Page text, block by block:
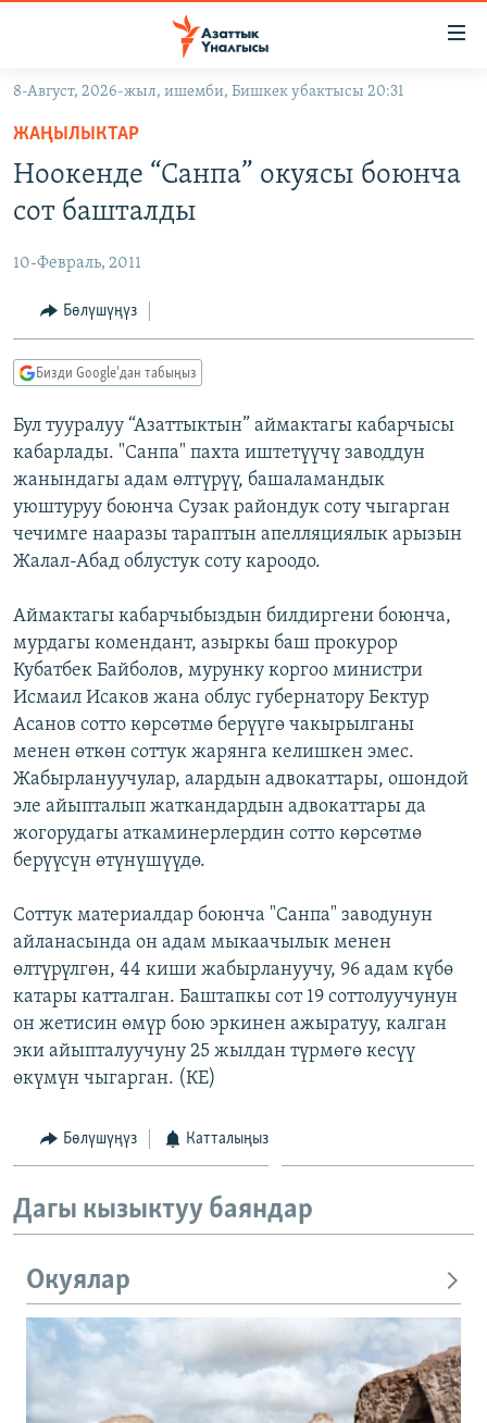
Навигацияга
өтүңүз
Издөөгө
салыңызКЫРГЫЗСТАН
ЭКОНОМИКА
МАДАНИЯТ
ДҮЙНӨ
БОРБОР АЗИЯ
АТАЙЫН ИЛИКТӨӨ
ТВ ПРОГРАММАЛАР
ЭКСПЕРТТЕР ТАЛДАЙТ
БИЗ ЖАНА ДҮЙНӨ
ДАНИСТЕ
ЭЖЕ-СИҢДИЛЕР
АЗАТТЫК+
ӨЗГӨЧӨ ПИКИР
Русский
ОНЛАЙН ШЕРИНЕ
ЭЕ/АРнун бардык сайттары
8-Август, 2026-жыл, ишемби, Бишкек убактысы 20:31
ЖАҢЫЛЫКТАР
Ноокенде “Санпа” окуясы боюнча
сот башталды
10-Февраль, 2011
Бөлүшүңүз
Бизди Google'дан табыңыз
Бул тууралуу “Азаттыктын” аймактагы кабарчысы
кабарлады. "Санпа" пахта иштетүүчү заводдун
жанындагы адам өлтүрүү, башаламандык
уюштуруу боюнча Сузак райондук соту чыгарган
чечимге нааразы тараптын апелляциялык арызын
Жалал-Абад облустук соту кароодо.
Аймактагы кабарчыбыздын билдиргени боюнча,
мурдагы комендант, азыркы баш прокурор
Кубатбек Байболов, мурунку коргоо министри
Исмаил Исаков жана облус губернатору Бектур
Асанов сотто көрсөтмө берүүгө чакырылганы
менен өткөн соттук жарянга келишкен эмес.
Жабырлануучулар, алардын адвокаттары, ошондой
эле айыпталып жаткандардын адвокаттары да
жогорудагы аткаминерлердин сотто көрсөтмө
берүүсүн өтүнүшүүдө.
Соттук материалдар боюнча "Санпа" заводунун
айланасында он адам мыкаачылык менен
өлтүрүлгөн, 44 киши жабырлануучу, 96 адам күбө
катары катталган. Баштапкы сот 19 соттолуучунун
он жетисин өмүр бою эркинен ажыратуу, калган
эки айыпталуучуну 25 жылдан түрмөгө кесүү
өкүмүн чыгарган. (КЕ)
Бөлүшүңүз Катталыңыз
Дагы кызыктуу баяндар
Окуялар